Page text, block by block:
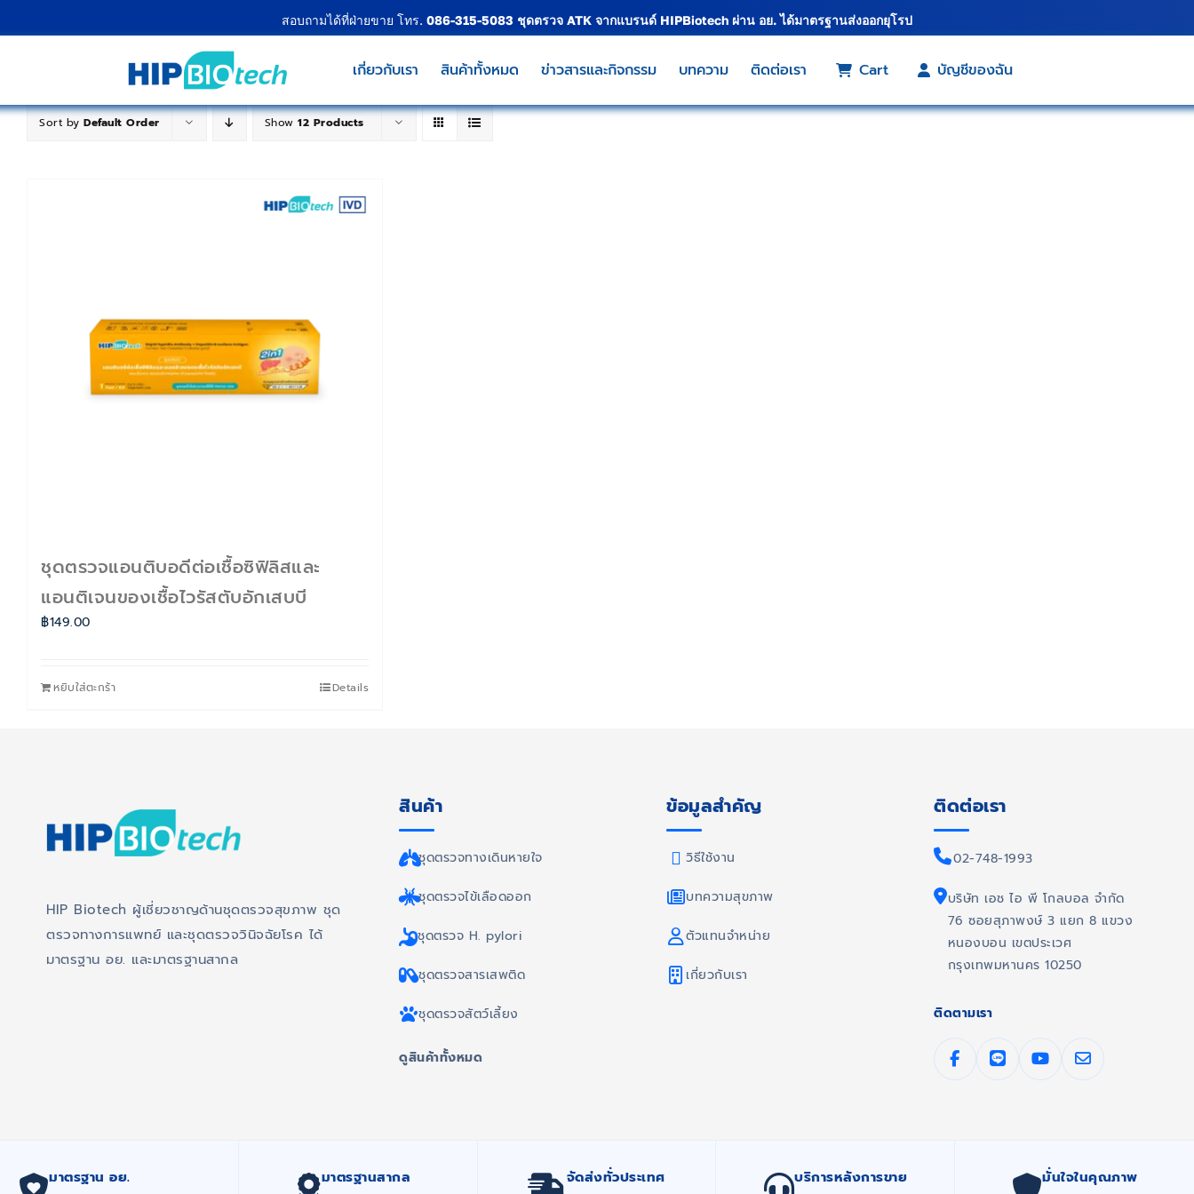
สอบถามได้ที่ฝ่ายขาย โทร. 086-315-5083 ชุดตรวจ ATK จากแบรนด์ HIPBiotech ผ่าน อย. ได้มาตรฐานส่งออกยุโรป
เกี่ยวกับเรา สินค้าทั้งหมด ข่าวสารและกิจกรรม บทความ ติดต่อเรา Cart บัญชีของฉัน
Sort by Default Order Show 12 Products
ชุดตรวจแอนติบอดีต่อเชื้อซิฟิลิสและ
แอนติเจนของเชื้อไวรัสตับอักเสบบี
฿149.00
หยิบใส่ตะกร้า Details
HIP Biotech ผู้เชี่ยวชาญด้านชุดตรวจสุขภาพ ชุด
ตรวจทางการแพทย์ และชุดตรวจวินิจฉัยโรค ได้
มาตรฐาน อย. และมาตรฐานสากล
สินค้า
ชุดตรวจทางเดินหายใจ
ชุดตรวจไข้เลือดออก
ชุดตรวจ H. pylori
ชุดตรวจสารเสพติด
ชุดตรวจสัตว์เลี้ยง
ดูสินค้าทั้งหมด
ข้อมูลสำคัญ
วิธีใช้งาน
บทความสุขภาพ
ตัวแทนจำหน่าย
เกี่ยวกับเรา
ติดต่อเรา
02-748-1993
บริษัท เอช ไอ พี โกลบอล จำกัด
76 ซอยสุภาพงษ์ 3 แยก 8 แขวง
หนองบอน เขตประเวศ
กรุงเทพมหานคร 10250
ติดตามเรา
มาตรฐาน อย. มาตรฐานสากล จัดส่งทั่วประเทศ บริการหลังการขาย มั่นใจในคุณภาพ